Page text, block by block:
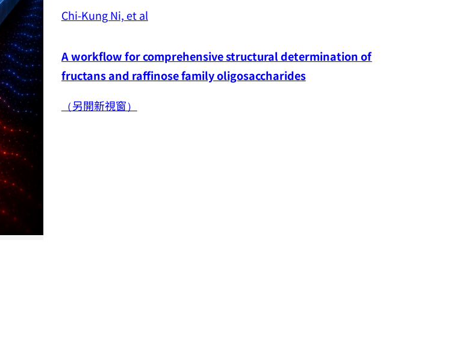
Chi-Kung Ni, et al
A workflow for comprehensive structural determination of
fructans and raffinose family oligosaccharides
（另開新視窗）